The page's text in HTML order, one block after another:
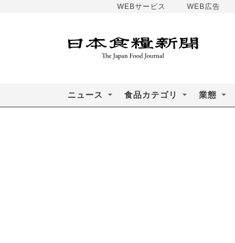
WEBサービス WEB広告
ニュース 食品カテゴリ 業態